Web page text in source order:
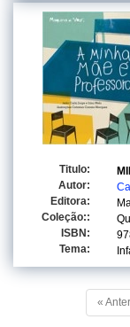
Titulo:
Autor:
Editora:
Coleção::
ISBN:
Tema:
«